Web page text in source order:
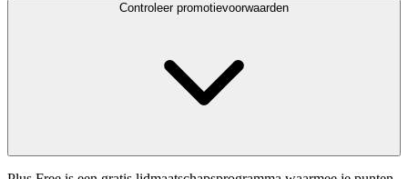
Controleer promotievoorwaarden